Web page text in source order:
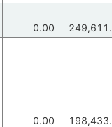
0.00
0.00